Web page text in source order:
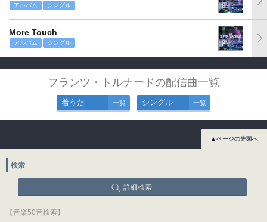
アルバム シングル
More Touch
アルバム シングル
フランツ・トルナードの配信曲一覧
着うた 一覧 シングル 一覧
▲ページの先頭へ
検索
詳細検索
【音楽50音検索】